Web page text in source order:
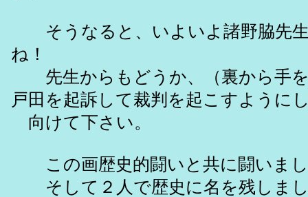
そうなると、いよいよ諸野脇先
ね！
先生からもどうか、（裏から手
戸田を起訴して裁判を起こすように
向けて下さい。
この画歴史的闘いと共に闘いま
そして２人で歴史に名を残しま